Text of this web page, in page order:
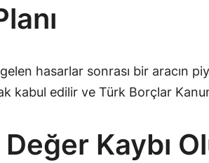
hasarlar sonrası bir aracın
kabul edilir ve Türk Borçlar
Kaybı